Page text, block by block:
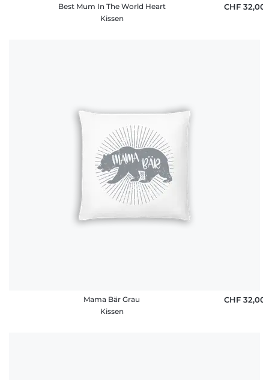
Best Mum In The World Heart
Kissen
CHF 32,00
Mama Bär Grau
Kissen
CHF 32,00